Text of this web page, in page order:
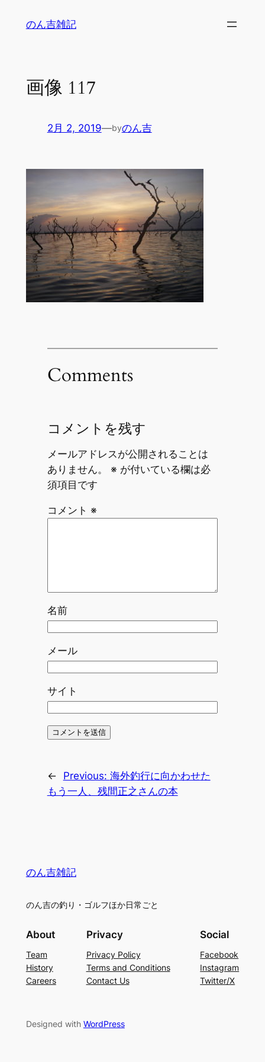
のん吉雑記
画像 117
2月 2, 2019—byのん吉
Comments
コメントを残す
メールアドレスが公開されることは
ありません。
※ が付いている欄は必
須項目です
コメント ※
名前
メール
サイト
← Previous: 海外釣行に向かわせた
もう一人、残間正之さんの本
のん吉雑記
のん吉の釣り・ゴルフほか日常ごと
About
Team
History
Careers
Privacy
Privacy Policy
Terms and Conditions
Contact Us
Social
Facebook
Instagram
Twitter/X
Designed with WordPress